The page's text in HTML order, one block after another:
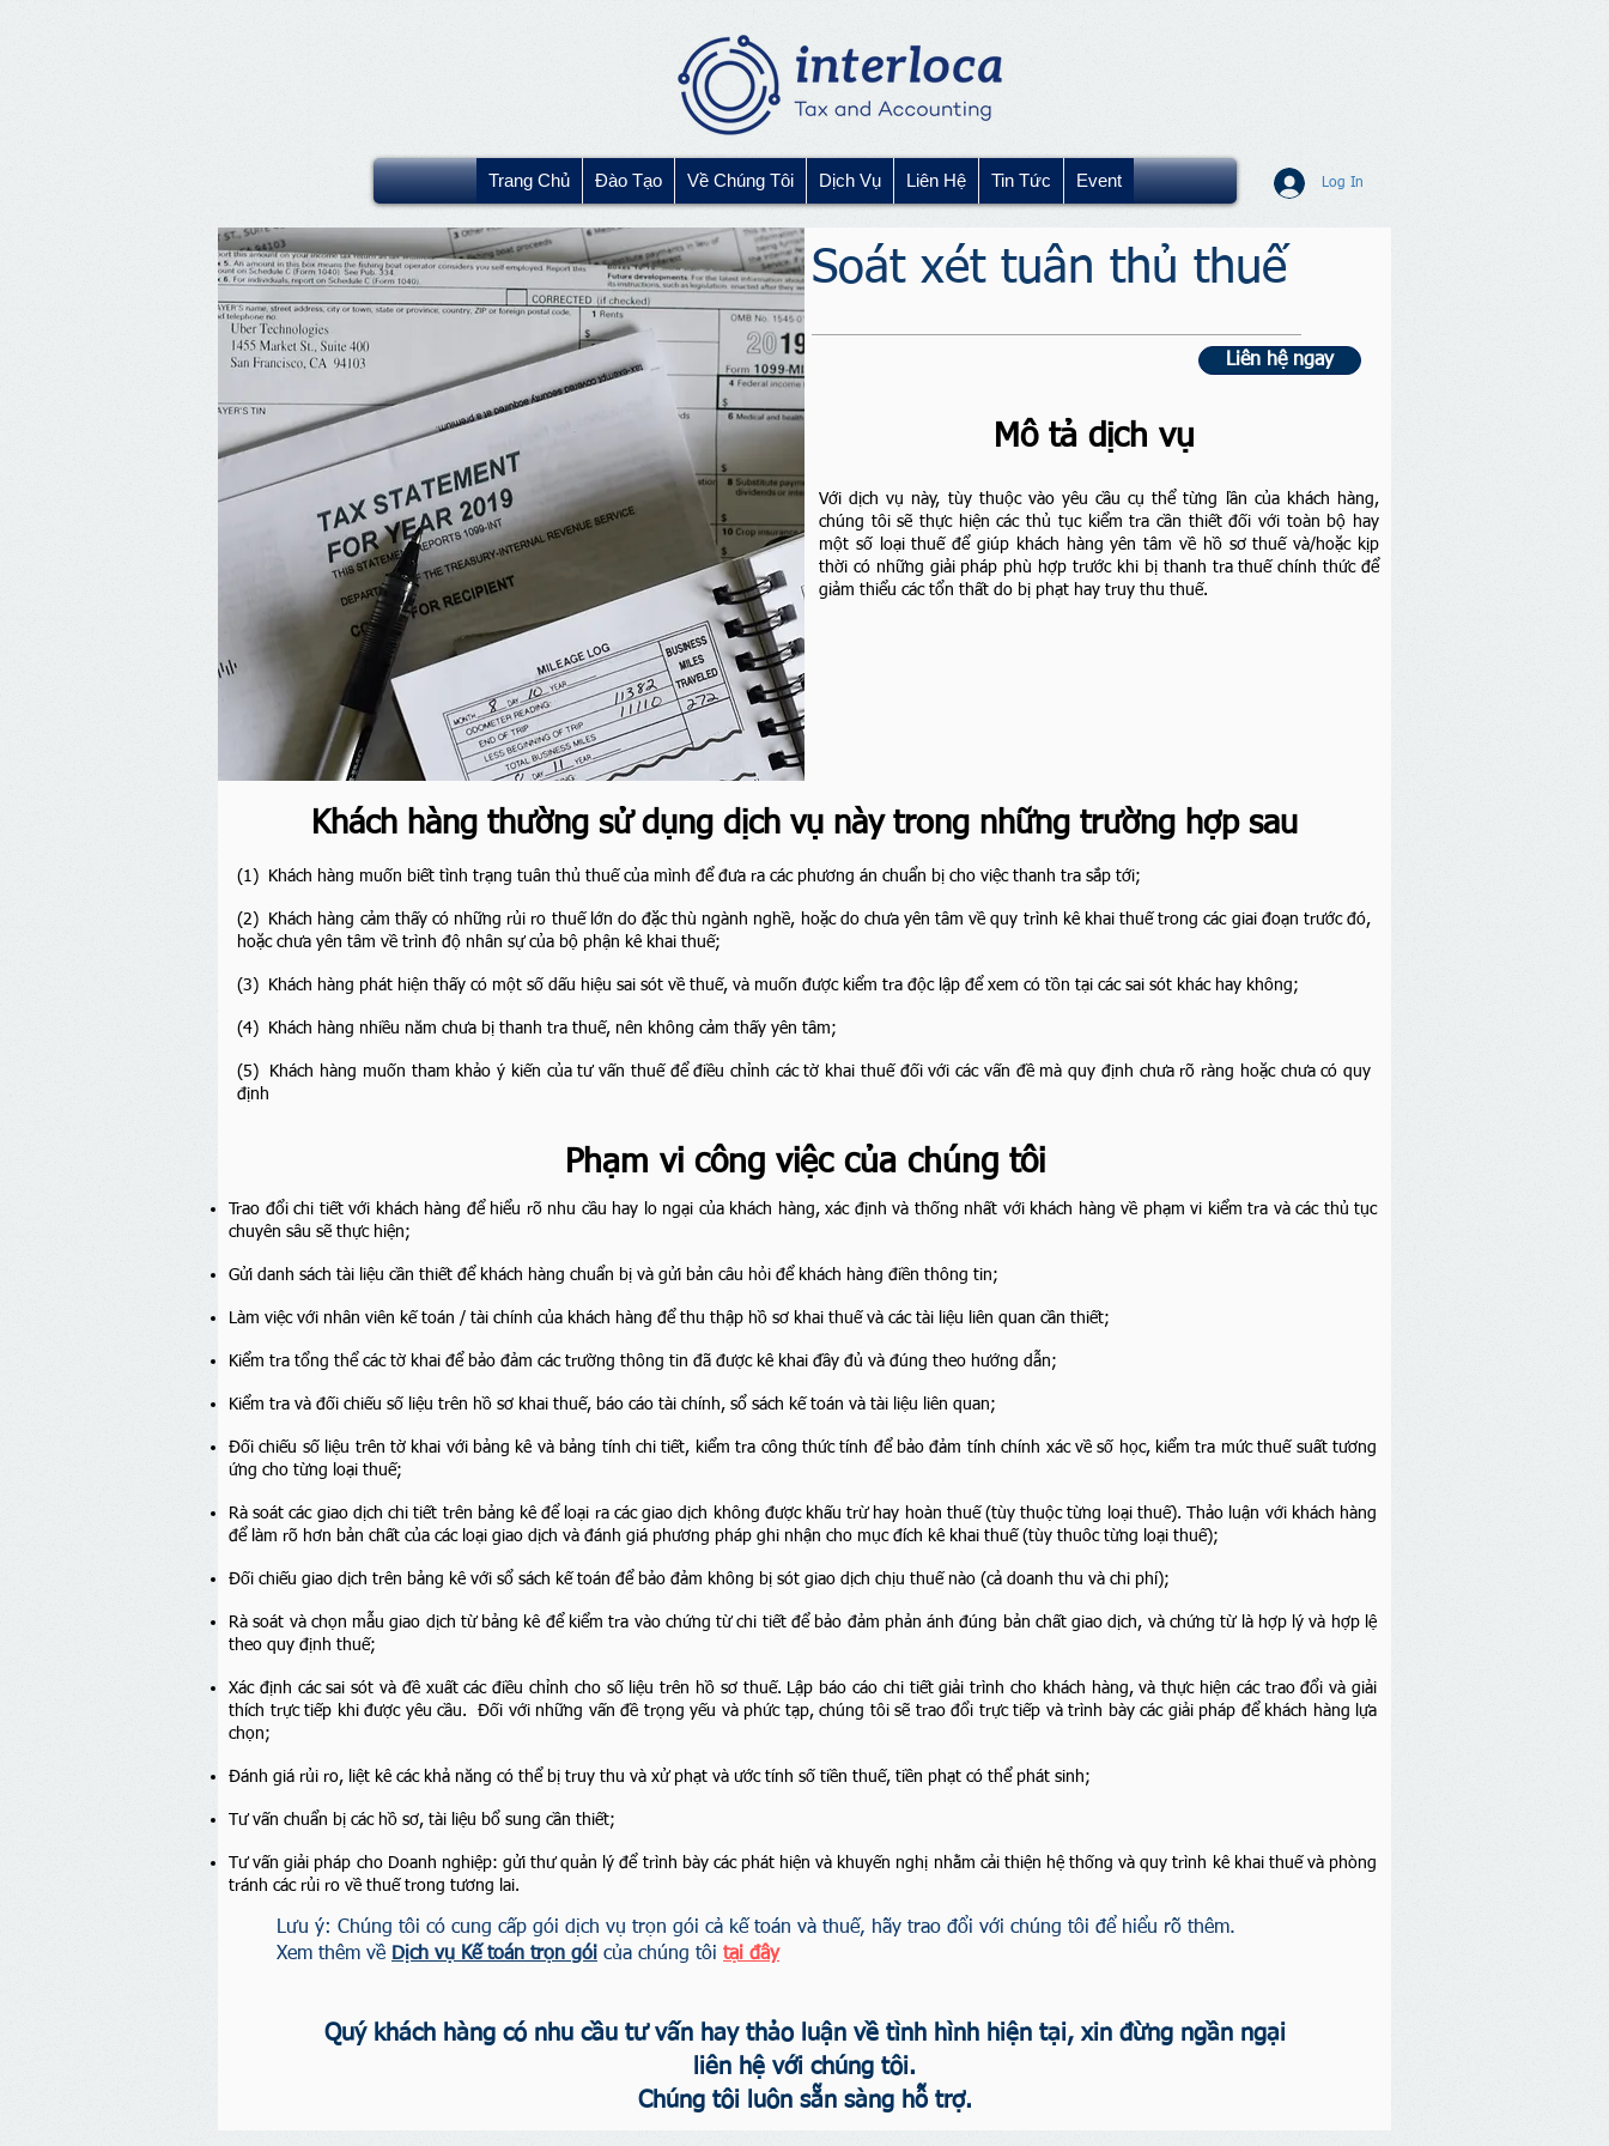
Trang Chủ Đào Tạo Về Chúng Tôi Dịch Vụ Liên Hệ Tin Tức Event Log In
Soát xét tuân thủ thuế
Liên hệ ngay
Mô tả dịch vụ
Với dịch vụ này, tùy thuộc vào yêu cầu cụ thể từng lần của khách hàng,
chúng tôi sẽ thực hiện các thủ tục kiểm tra cần thiết đối với toàn bộ hay
một số loại thuế để giúp khách hàng yên tâm về hồ sơ thuế và/hoặc kịp
thời có những giải pháp phù hợp trước khi bị thanh tra thuế chính thức để
giảm thiểu các tổn thất do bị phạt hay truy thu thuế.
Khách hàng thường sử dụng dịch vụ này trong những trường hợp sau
(1) Khách hàng muốn biết tình trạng tuân thủ thuế của mình để đưa ra các phương án chuẩn bị cho việc thanh tra sắp tới;
(2) Khách hàng cảm thấy có những rủi ro thuế lớn do đặc thù ngành nghề, hoặc do chưa yên tâm về quy trình kê khai thuế trong các giai đoạn trước đó,
hoặc chưa yên tâm về trình độ nhân sự của bộ phận kê khai thuế;
(3) Khách hàng phát hiện thấy có một số dấu hiệu sai sót về thuế, và muốn được kiểm tra độc lập để xem có tồn tại các sai sót khác hay không;
(4) ​ Khách hàng nhiều năm chưa bị thanh tra thuế, nên không cảm thấy yên tâm;
(5) Khách hàng muốn tham khảo ý kiến của tư vấn thuế để điều chỉnh các tờ khai thuế đối với các vấn đề mà quy định chưa rõ ràng hoặc chưa có quy
định
Phạm vi công việc của chúng tôi
Trao đổi chi tiết với khách hàng để hiểu rõ nhu cầu hay lo ngại của khách hàng, xác định và thống nhất với khách hàng về phạm vi kiểm tra và các thủ tục
chuyên sâu sẽ thực hiện;
Gửi danh sách tài liệu cần thiết để khách hàng chuẩn bị ​ và gửi bản câu hỏi để khách hàng điền thông tin​;
Làm việc với nhân viên kế toán / tài chính của khách hàng để thu thập hồ sơ khai thuế và các tài liệu liên quan cần thiết;
Kiểm tra tổng thể các tờ khai để bảo đảm các trường thông tin đã được kê khai đầy đủ và đúng theo hướng dẫn;
Kiểm tra và đối chiếu số liệu trên hồ sơ khai thuế, báo cáo tài chính, sổ sách kế toán và tài liệu liên quan;
Đối chiếu số liệu trên tờ khai với bảng kê và bảng tính chi tiết, kiểm tra công thức tính để bảo đảm tính chính xác về số học, kiểm tra mức thuế suất tương
ứng cho từng loại thuế;
Rà soát các giao dịch chi tiết trên bảng kê để loại ra các giao dịch không được khấu trừ hay hoàn thuế (tùy thuộc từng loại thuế). Thảo luận với khách hàng
để làm rõ hơn bản chất của các loại giao dịch và đánh giá phương pháp ghi nhận cho mục đích kê khai thuế (tùy thuôc từng loại thuế);
Đối chiếu giao dịch trên bảng kê với sổ sách kế toán để bảo đảm không bị sót giao dịch chịu thuế nào (cả doanh thu và chi phí);
Rà soát và chọn mẫu giao dịch từ bảng kê để kiểm tra vào chứng từ chi tiết để bảo đảm phản ánh đúng bản chất giao dịch, và chứng từ là hợp lý và hợp lệ
theo quy định thuế;
Xác định các sai sót và đề xuất các điều chỉnh cho số liệu trên hồ sơ thuế. Lập báo cáo chi tiết giải trình cho khách hàng, và thực hiện các trao đổi và giải
thích trực tiếp khi được yêu cầu. Đối với những vấn đề trọng yếu và phức tạp, chúng tôi sẽ trao đổi trực tiếp và trình bày các giải pháp để khách hàng lựa
chọn;
Đánh giá rủi ro, liệt kê các khả năng có thể bị truy thu và xử phạt và ước tính số tiền thuế, tiền phạt có thể phát sinh;
Tư vấn chuẩn bị các hồ sơ, tài liệu bổ sung cần thiết;
Tư vấn giải pháp cho Doanh nghiệp: gửi thư quản lý để trình bày các phát hiện và khuyến nghị nhằm cải thiện hệ thống và quy trình kê khai thuế và phòng
tránh các rủi ro về thuế trong tương lai.
Lưu ý: Chúng tôi có cung cấp gói dịch vụ trọn gói cả kế toán và thuế, hãy trao đổi với chúng tôi để hiểu rõ thêm.
Xem thêm về Dịch vụ Kế toán trọn gói của chúng tôi tại đây
Quý khách hàng có nhu cầu tư vấn hay thảo luận về tình hình hiện tại, xin đừng ngần ngại
liên hệ với chúng tôi.
Chúng tôi luôn sẵn sàng hỗ trợ.